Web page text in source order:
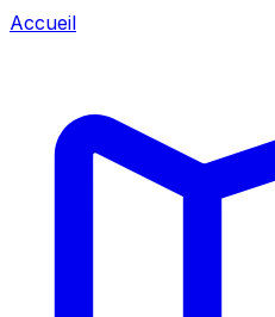
Accueil